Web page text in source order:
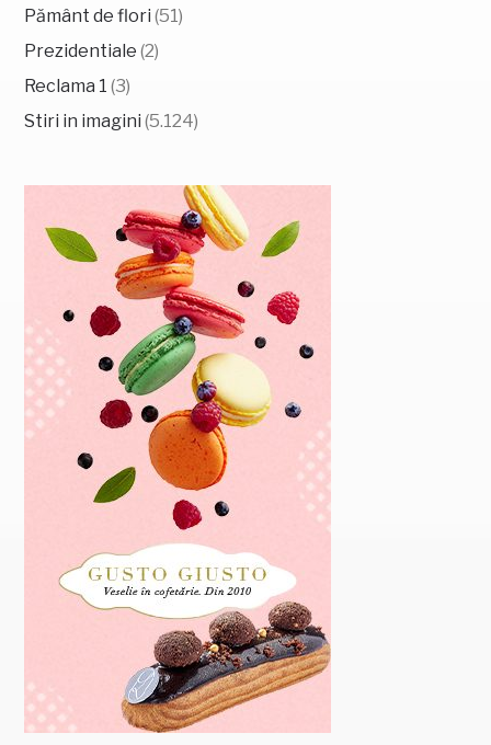
Pământ de flori (51)
Prezidentiale (2)
Reclama 1 (3)
Stiri in imagini (5.124)